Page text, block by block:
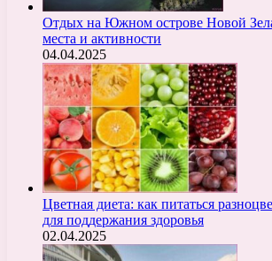
Отдых на Южном острове Новой
места и активности
04.04.2025
Цветная диета: как питаться
для поддержания здоровья
02.04.2025